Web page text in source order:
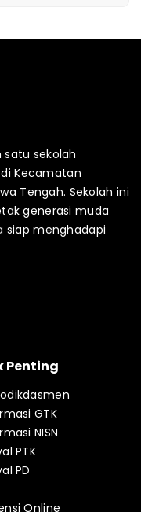
satu sekolah
Kecamatan
Tengah. Sekolah ini
generasi muda
siap menghadapi
Penting
GTK
NISN
PTK
PD
Online